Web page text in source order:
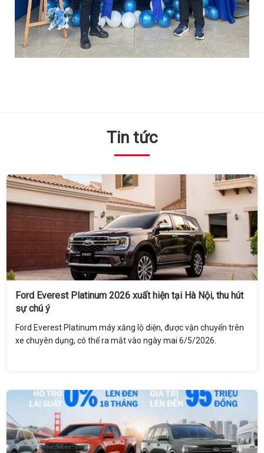
Tin tức
Ford Everest Platinum 2026 xuất hiện tại Hà Nội, thu hút
sự chú ý
Ford Everest Platinum máy xăng lộ diện, được vận chuyển trên
xe chuyên dụng, có thể ra mắt vào ngày mai 6/5/2026.